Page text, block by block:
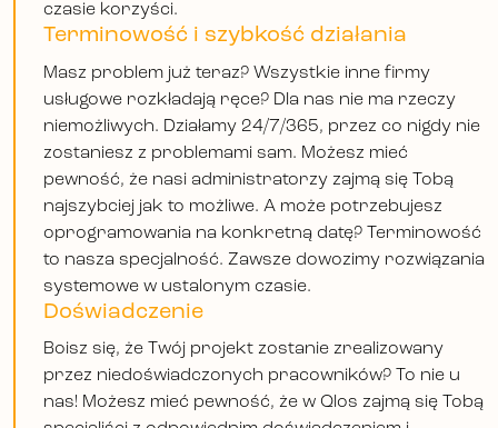
czasie korzyści.
Terminowość i szybkość działania
Masz problem już teraz? Wszystkie inne firmy
usługowe rozkładają ręce? Dla nas nie ma rzeczy
niemożliwych. Działamy 24/7/365, przez co nigdy nie
zostaniesz z problemami sam. Możesz mieć
pewność, że nasi administratorzy zajmą się Tobą
najszybciej jak to możliwe. A może potrzebujesz
oprogramowania na konkretną datę? Terminowość
to nasza specjalność. Zawsze dowozimy rozwiązania
systemowe w ustalonym czasie.
Doświadczenie
Boisz się, że Twój projekt zostanie zrealizowany
przez niedoświadczonych pracowników? To nie u
nas! Możesz mieć pewność, że w Qlos zajmą się Tobą